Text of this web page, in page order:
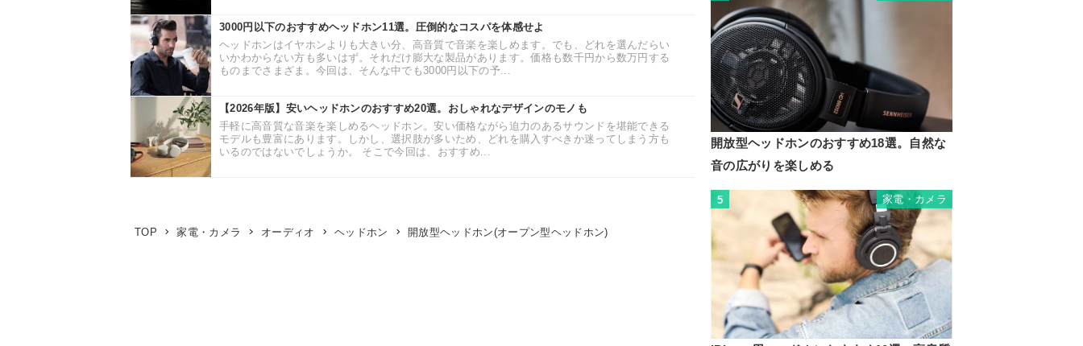
3000円以下のおすすめヘッドホン11選。圧倒的なコスパを体感せよ
ヘッドホンはイヤホンよりも大きい分、高音質で音楽を楽しめます。でも、どれを選んだらい
いかわからない方も多いはず。それだけ膨大な製品があります。価格も数千円から数万円する
ものまでさまざま。今回は、そんな中でも3000円以下の予...
【2026年版】安いヘッドホンのおすすめ20選。おしゃれなデザインのモノも
手軽に高音質な音楽を楽しめるヘッドホン。安い価格ながら迫力のあるサウンドを堪能できる
モデルも豊富にあります。しかし、選択肢が多いため、どれを購入すべきか迷ってしまう方も
いるのではないでしょうか。 そこで今回は、おすすめ...
TOP 家電・カメラ オーディオ ヘッドホン 開放型ヘッドホン(オープン型ヘッドホン)
開放型ヘッドホンのおすすめ18選。自然な
音の広がりを楽しめる
5 家電・カメラ